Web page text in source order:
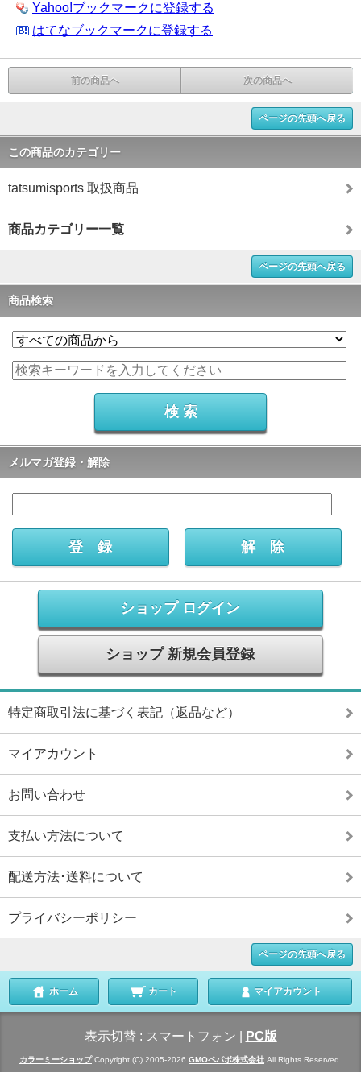
Yahoo!ブックマークに登録する
はてなブックマークに登録する
前の商品へ 次の商品へ
ページの先頭へ戻る
この商品のカテゴリー
tatsumisports 取扱商品
商品カテゴリー一覧
ページの先頭へ戻る
商品検索
メルマガ登録・解除
ショップ ログイン
ショップ 新規会員登録
特定商取引法に基づく表記（返品など）
マイアカウント
お問い合わせ
支払い方法について
配送方法･送料について
プライバシーポリシー
ページの先頭へ戻る
ホーム カート マイアカウント
表示切替 : スマートフォン PC版
カラーミーショップCopyright (C) 2005-2026 GMOペパボ株式会社 All Rights Reserved.